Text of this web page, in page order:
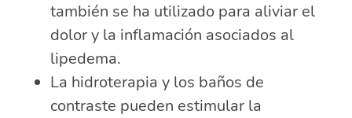
también se ha utilizado para aliviar el
dolor y la inflamación asociados al
lipedema.
La hidroterapia y los baños de
contraste pueden estimular la